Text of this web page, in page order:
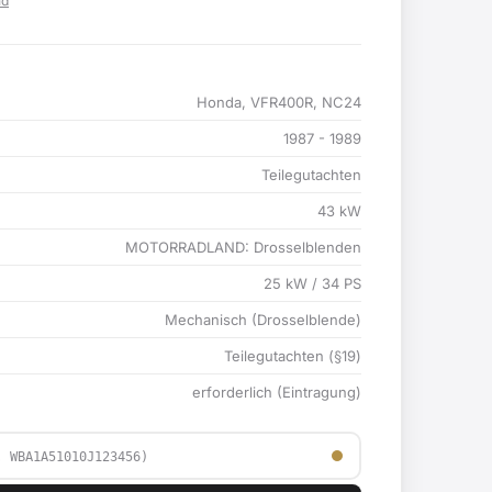
Honda, VFR400R, NC24
1987 - 1989
Teilegutachten
43 kW
MOTORRADLAND: Drosselblenden
25 kW / 34 PS
Mechanisch (Drosselblende)
Teilegutachten (§19)
erforderlich (Eintragung)